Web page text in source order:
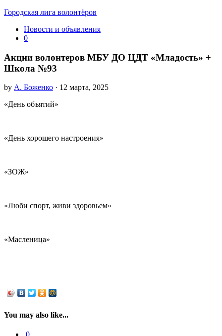
Городская лига волонтёров
Новости и объявления
0
Акции волонтеров МБУ ДО ЦДТ «Младость» +
Школа №93
by А. Боженко · 12 марта, 2025
«День объятий»
«День хорошего настроения»
«ЗОЖ»
«Люби спорт, живи здоровьем»
«Масленица»
You may also like...
0